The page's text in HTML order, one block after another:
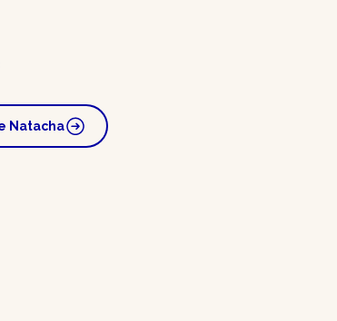
Natacha